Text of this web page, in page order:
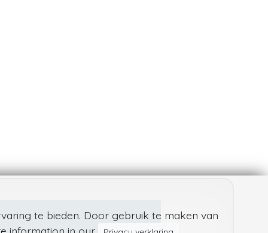
te bieden. Door gebruik te maken van